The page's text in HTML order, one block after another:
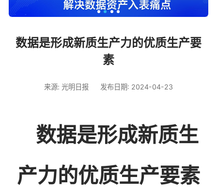
数据是形成新质生产力的优质生产要
素
来源: 光明日报 发布日期: 2024-04-23
数据是形成新质生
产力的优质生产要素